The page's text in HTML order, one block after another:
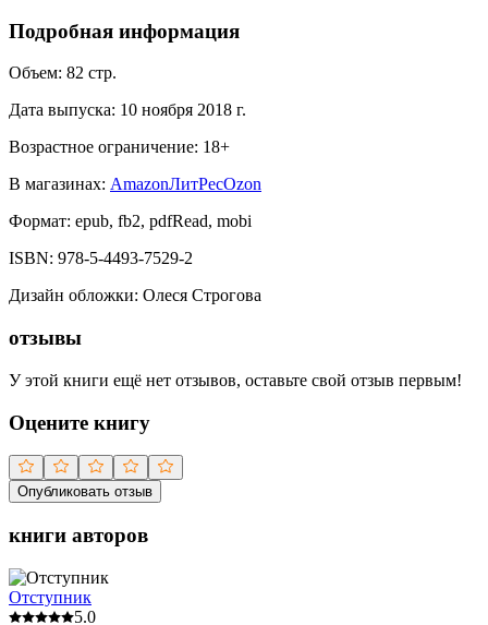
Подробная информация
Объем: 82 стр.
Дата выпуска: 10 ноября 2018 г.
Возрастное ограничение: 18+
В магазинах: AmazonЛитРесOzon
Формат: epub, fb2, pdfRead, mobi
ISBN: 978-5-4493-7529-2
Дизайн обложки: Олеся Строгова
отзывы
У этой книги ещё нет отзывов, оставьте свой отзыв первым!
Оцените книгу
Опубликовать отзыв
книги авторов
Отступник
5.0